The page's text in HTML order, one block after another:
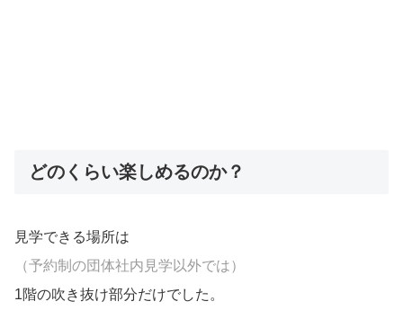
どのくらい楽しめるのか？
見学できる場所は
（予約制の団体社内見学以外では）
1階の吹き抜け部分だけでした。